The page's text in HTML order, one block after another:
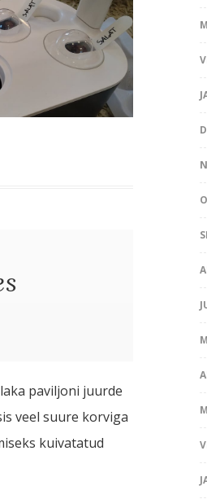
paviljoni juurde
veel suure korviga
kuivatatud